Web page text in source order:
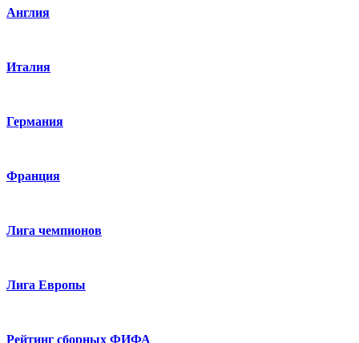
Англия
Италия
Германия
Франция
Лига чемпионов
Лига Европы
Рейтинг сборных ФИФА